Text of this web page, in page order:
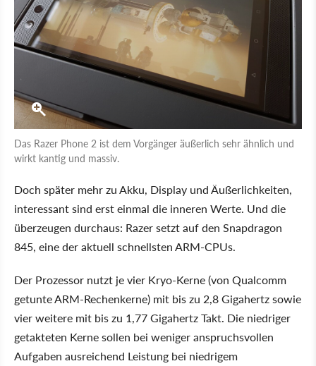
Das Razer Phone 2 ist dem Vorgänger äußerlich sehr ähnlich und
wirkt kantig und massiv.
Doch später mehr zu Akku, Display und Äußerlichkeiten,
interessant sind erst einmal die inneren Werte. Und die
überzeugen durchaus: Razer setzt auf den Snapdragon
845, eine der aktuell schnellsten ARM-CPUs.
Der Prozessor nutzt je vier Kryo-Kerne (von Qualcomm
getunte ARM-Rechenkerne) mit bis zu 2,8 Gigahertz sowie
vier weitere mit bis zu 1,77 Gigahertz Takt. Die niedriger
getakteten Kerne sollen bei weniger anspruchsvollen
Aufgaben ausreichend Leistung bei niedrigem